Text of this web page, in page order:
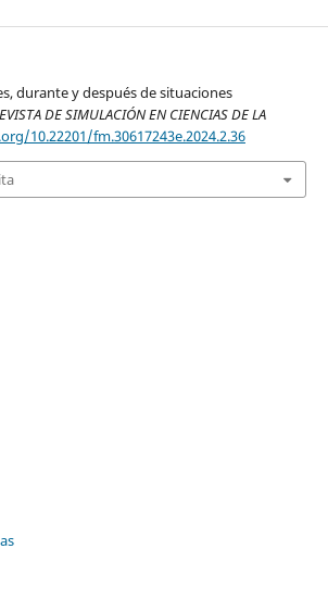
durante y después de situaciones
DE SIMULACIÓN EN CIENCIAS DE LA
10.22201/fm.30617243e.2024.2.36